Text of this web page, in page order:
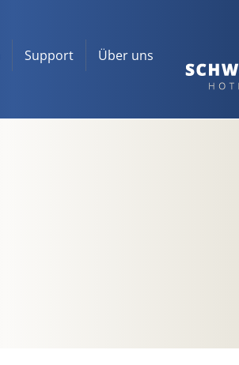
Support Über uns